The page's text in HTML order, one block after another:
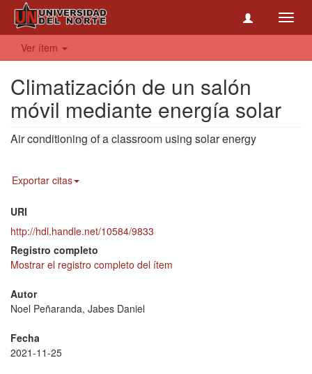
Ver ítem
Climatización de un salón
móvil mediante energía solar
Air conditioning of a classroom using solar energy
Exportar citas
URI
http://hdl.handle.net/10584/9833
Registro completo
Mostrar el registro completo del ítem
Autor
Noel Peñaranda, Jabes Daniel
Fecha
2021-11-25